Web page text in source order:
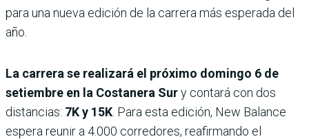
para una nueva edición de la carrera más esperada del
año.
La carrera se realizará el próximo domingo 6 de
setiembre en la Costanera Sury contará con dos
distancias: 7K y 15K . Para esta edición, New Balance
espera reunir a 4.000 corredores, reafirmando el